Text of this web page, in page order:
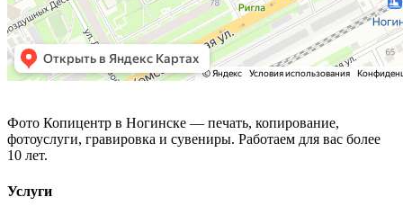
Фото Копицентр в Ногинске — печать, копирование,
фотоуслуги, гравировка и сувениры. Работаем для вас более
10 лет.
Услуги